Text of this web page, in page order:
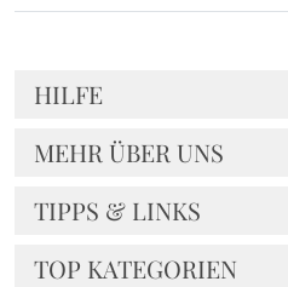
HILFE
MEHR ÜBER UNS
TIPPS & LINKS
TOP KATEGORIEN